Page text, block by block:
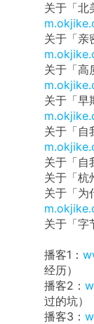
关于「北
关于「亲
关于「高
关于「早
关于「自
关于「自
关于「杭
关于「为
关于「字
播客1：
经历）
播客2：
过的坑）
播客3：